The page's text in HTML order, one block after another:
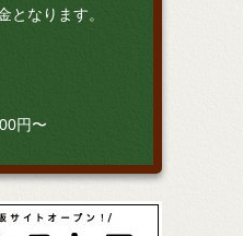
となります。
円〜